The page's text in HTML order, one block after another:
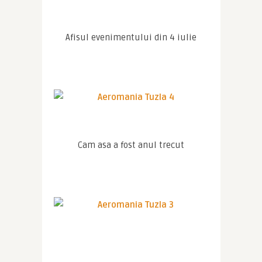
Afisul evenimentului din 4 iulie
Cam asa a fost anul trecut